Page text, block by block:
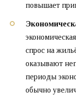
повышает
спрос на
оказывают
периоды
обычно